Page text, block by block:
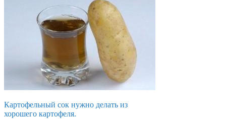
Картофельный сок нужно делать из
хорошего картофеля.